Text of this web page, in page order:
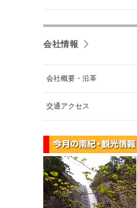
会社情報
会社概要・沿革
交通アクセス